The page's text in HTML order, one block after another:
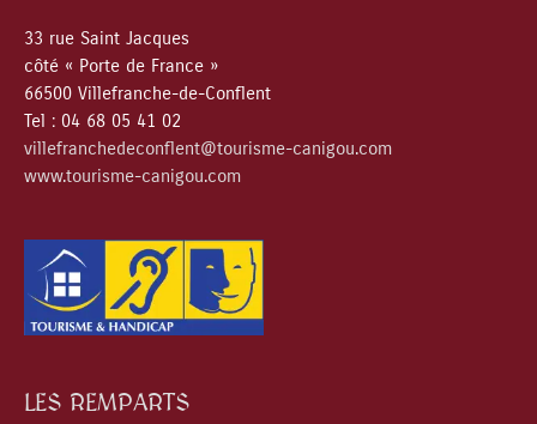
33 rue Saint Jacques
côté « Porte de France »
66500 Villefranche-de-Conflent
Tel : 04 68 05 41 02
villefranchedeconflent@tourisme-canigou.com
www.tourisme-canigou.com
LES REMPARTS